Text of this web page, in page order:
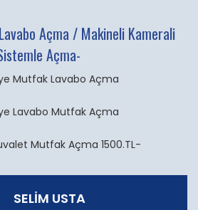
Açma / Makineli Kamerali
Açma-
Mutfak Lavabo Açma
Lavabo Mutfak Açma
Mutfak Açma 1500.TL-
SELIM USTA